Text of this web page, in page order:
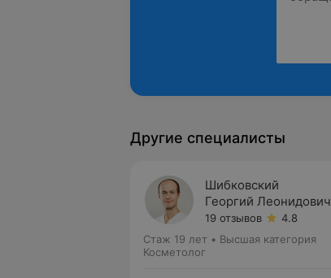
Другие специалисты
Шибковский
Георгий Леонидович
19 отзывов
4.8
Стаж 19 лет • Высшая категория
Косметолог